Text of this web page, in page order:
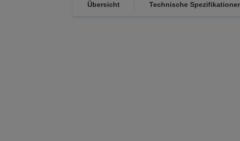
Übersicht Technische